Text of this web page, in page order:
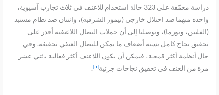
دراسة معمّقة على 323 حالة استخدام للاعنف في ثلاث تجارب آسيوية،
واحدة منهما ضد احتلال خارجي (تيمور الشرقية)، واثنتان ضد نظام مستبد
(الفلبين، وبورما)، وتوصلتا إلى أن حملات النضال اللاعنفية أقدر على
تحقيق نجاح كامل بستة أضعاف ما يمكن للنضال العنفي تحقيقه. وفي
حال أنظمة أكثر قمعية، فيمكن أن يكون اللاعنف أكثر فعالية باثني عشر
مرة من العنف في تحقيق نجاحات جزئية[5]
.